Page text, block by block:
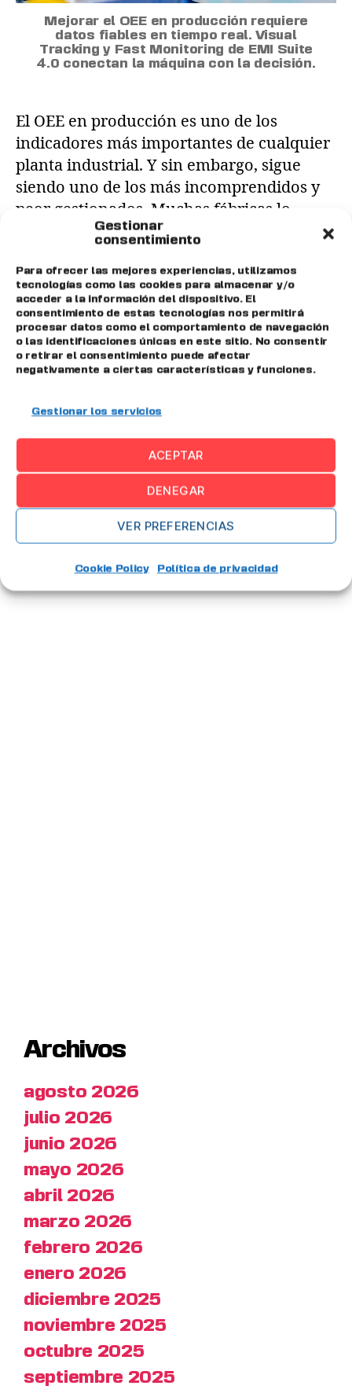
Gestionar
consentimiento
Para ofrecer las mejores experiencias, utilizamos
tecnologías como las cookies para almacenar y/o
acceder a la información del dispositivo. El
consentimiento de estas tecnologías nos permitirá
procesar datos como el comportamiento de navegación
o las identificaciones únicas en este sitio. No consentir
o retirar el consentimiento puede afectar
negativamente a ciertas características y funciones.
Gestionar los servicios
ACEPTAR
DENEGAR
VER PREFERENCIAS
Cookie Policy Política de privacidad
Mejorar el OEE en producción requiere
datos fiables en tiempo real. Visual
Tracking y Fast Monitoring de EMI Suite
4.0 conectan la máquina con la decisión.
El OEE en producción es uno de los
indicadores más importantes de cualquier
planta industrial. Y sin embargo, sigue
siendo uno de los más incomprendidos y
peor gestionados. Muchas fábricas lo
conocen, pocas lo miden bien y aún menos
artículo te explicamos qué es el OEE, cómo
se […]
Big Data,digitalización,emisuite,industria
industria 4.0,Mantenimiento,MES
Planificación,producción,SGA
← Entradas 1 2 3 9
Entradas
Archivos
agosto 2026
julio 2026
junio 2026
mayo 2026
abril 2026
marzo 2026
febrero 2026
enero 2026
diciembre 2025
noviembre 2025
octubre 2025
septiembre 2025